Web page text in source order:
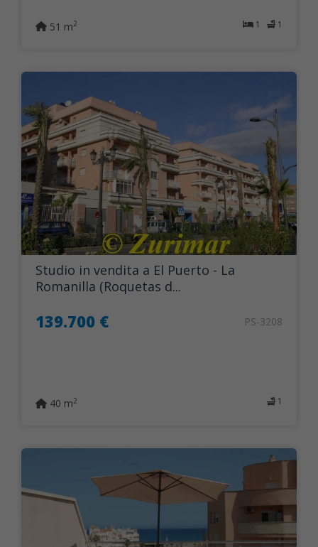
1 1
51 m2
Studio in vendita a El Puerto - La
Romanilla (Roquetas d...
139.700 € PS-3208
1
40 m2